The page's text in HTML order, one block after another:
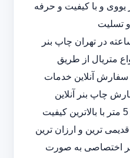
متر چاپ بنر یووی و با کیفیت و حرفه
تسلیت
بنر تسلیت بنر تبلیغاتی 24 ساعته در تهران چاپ بنر
متریال از طریق
آنلاین خدمات
چاپ بنر آنلاین
درایران.چاپ بنر عرض 3.2 مترو 5 متر با بالاترین کیفیت
ترین و ارزان ترین
اختصاصی به صورت